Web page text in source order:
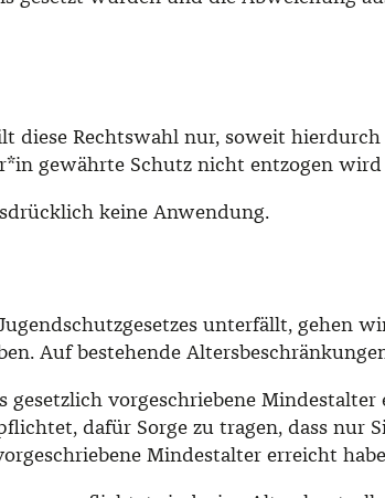
diese Rechtswahl nur, soweit
gewährte Schutz nicht entzogen
keine Anwendung.
unterfällt, gehen
Auf bestehende
gesetzlich vorgeschriebene
dafür Sorge zu tragen, dass nur
Mindestalter erreicht